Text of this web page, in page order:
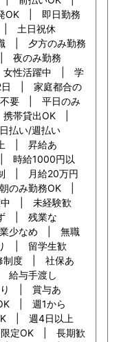
OK | 即日勤務
土日祝休
| 夕方のみ勤務
のみ勤務
性活躍中 | 学
日 | 家庭都合の
要 | 平日のみ
帯貸出OK |
払い/週払い
| 昇給あ
給1000円以
| 月給20万円
のみ勤務OK |
中 | 未経験歓
| 残業な
少なめ | 無職
| 留学生歓
度 | 社保あ
与手渡し
り | 賞与あ
| 週1から
| 週4日以上
定OK | 長期歓